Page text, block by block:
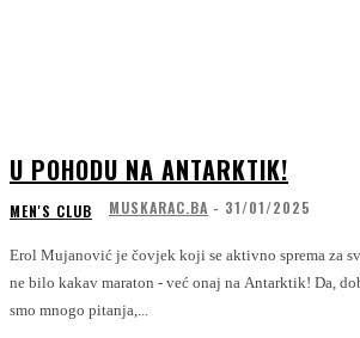
U POHODU NA ANTARKTIK!
MEN'S CLUB MUSKARAC.BA - 31/01/2025
Erol Mujanović je čovjek koji se aktivno sprema za
ne bilo kakav maraton - već onaj na Antarktik! Da,
smo mnogo pitanja,...